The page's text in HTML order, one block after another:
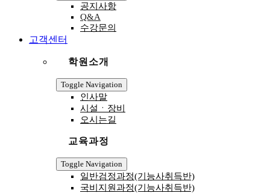
공지사항
Q&A
수강문의
고객센터
학원소개
Toggle Navigation
인사말
시설ㆍ장비
오시는길
교육과정
Toggle Navigation
일반검정과정(기능사취득반)
국비지원과정(기능사취득반)